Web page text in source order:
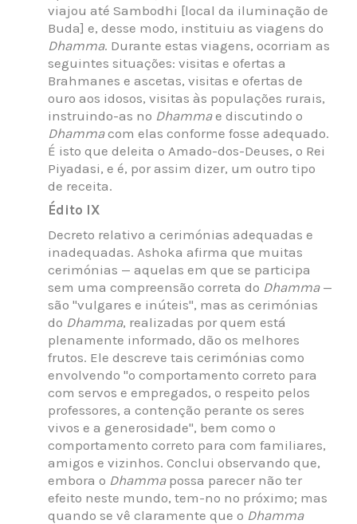
viajou até Sambodhi [local da iluminação de
Buda] e, desse modo, instituiu as viagens do
Dhamma. Durante estas viagens, ocorriam as
seguintes situações: visitas e ofertas a
Brahmanes e ascetas, visitas e ofertas de
ouro aos idosos, visitas às populações rurais,
instruindo-as no Dhammae discutindo o
Dhammacom elas conforme fosse adequado.
É isto que deleita o Amado-dos-Deuses, o Rei
Piyadasi, e é, por assim dizer, um outro tipo
de receita.
Édito IX
Decreto relativo a cerimónias adequadas e
inadequadas. Ashoka afirma que muitas
cerimónias — aquelas em que se participa
sem uma compreensão correta do Dhamma—
são "vulgares e inúteis", mas as cerimónias
do Dhamma, realizadas por quem está
plenamente informado, dão os melhores
frutos. Ele descreve tais cerimónias como
envolvendo "o comportamento correto para
com servos e empregados, o respeito pelos
professores, a contenção perante os seres
vivos e a generosidade", bem como o
comportamento correto para com familiares,
amigos e vizinhos. Conclui observando que,
embora o Dhammapossa parecer não ter
efeito neste mundo, tem-no no próximo; mas
quando se vê claramente que o Dhamma